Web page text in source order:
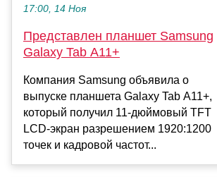
17:00, 14 Ноя
Представлен планшет Samsung
Galaxy Tab A11+
Компания Samsung объявила о
выпуске планшета Galaxy Tab A11+,
который получил 11-дюймовый TFT
LCD-экран разрешением 1920:1200
точек и кадровой частот...